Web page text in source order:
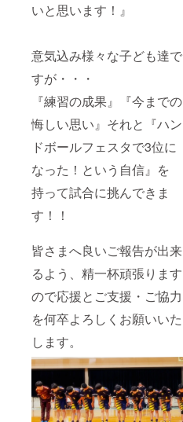
いと思います！』
意気込み様々な子ども達で
すが・・・
『練習の成果』『今までの
悔しい思い』それと『ハン
ドボールフェスタで3位に
なった！という自信』を
持って試合に挑んできま
す！！
皆さまへ良いご報告が出来
るよう、精一杯頑張ります
ので応援とご支援・ご協力
を何卒よろしくお願いいた
します。